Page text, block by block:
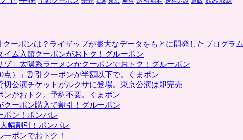
ーポンは？ライザップが膨大なデータをもとに開発したプログラム
ム入館クーポンがおトク！グルーポン
」太陽系ラーメンがクーポンでおトク！グルーポン
）」割引クーポンが半額以下で。くまポン
公演チケットがルクサに登場。東京公演は即完売
がおトク。予約不要。くまポン
クーポン購入で割引！グルーポン
ポン！ポンパレ
幅割引！ポンパレ
ポンでおトク！